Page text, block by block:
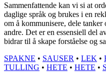
Sammenfattende kan vi si at
daglige språk og brukes i en
om å kommunisere, dele
andre. Det er en essensiell del
bidrar til å skape forståelse og
SPAKNE • SAUSER • LEK •
TULLING • HETE • HETE •